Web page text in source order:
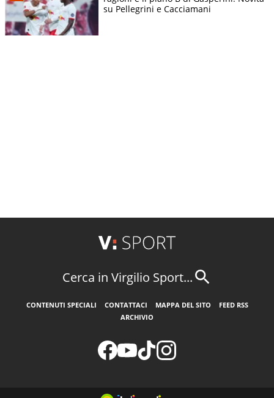
su Pellegrini e Cacciamani
Cerca in Virgilio Sport...
CONTENUTI SPECIALI CONTATTACI MAPPA DEL SITO
FEED RSS
ARCHIVIO